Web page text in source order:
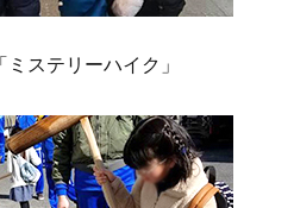
ステリーハイク」